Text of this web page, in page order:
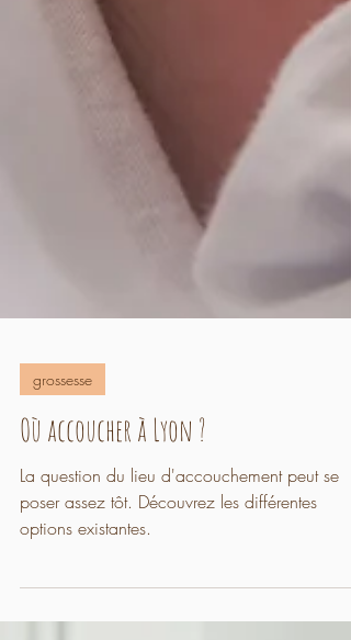
grossesse
Où accoucher à Lyon ?
La question du lieu d'accouchement peut se
options existantes.